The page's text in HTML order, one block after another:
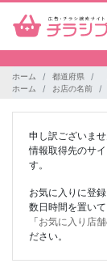
ホーム
都道府県
ホーム
お店の名前
申し訳ございま
情報取得先のサ
す。
お気に入りに登
数日時間を置い
「お気に入り店
ださい。